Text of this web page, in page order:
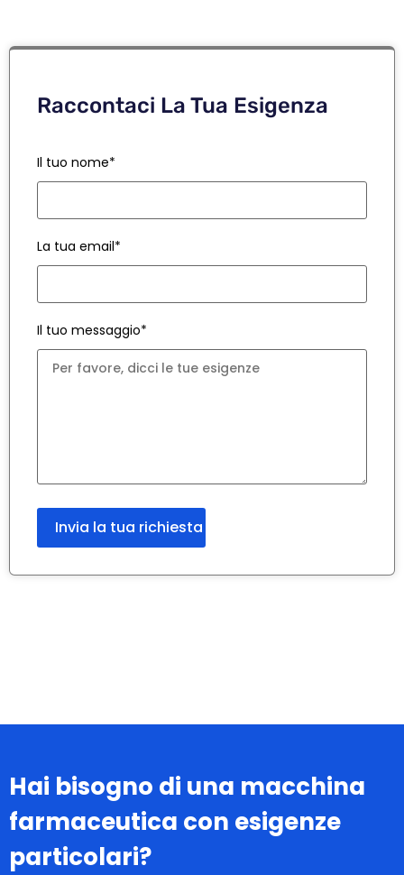
Raccontaci La Tua Esigenza
Il tuo nome*
La tua email*
Il tuo messaggio*
Hai bisogno di una macchina
farmaceutica con esigenze
particolari?